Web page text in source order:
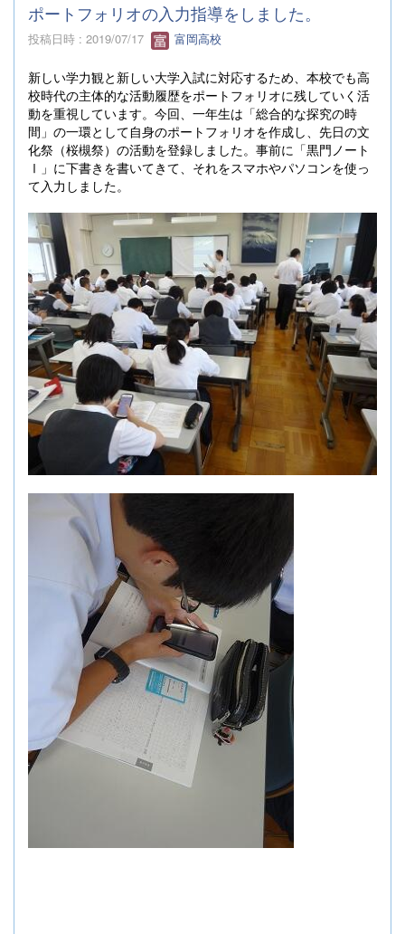
ポートフォリオの入力指導をしました。
投稿日時 : 2019/07/17 富岡高校
新しい学力観と新しい大学入試に対応するため、本校でも高
校時代の主体的な活動履歴をポートフォリオに残していく活
動を重視しています。今回、一年生は「総合的な探究の時
間」の一環として自身のポートフォリオを作成し、先日の文
化祭（桜槻祭）の活動を登録しました。事前に「黒門ノート
Ⅰ」に下書きを書いてきて、それをスマホやパソコンを使っ
て入力しました。